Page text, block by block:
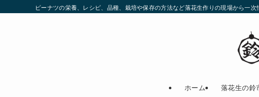
ピーナツの栄養、レシピ、品種、栽培や保存の方法など落花生作りの現場から一次
ホーム 落花生の鈴